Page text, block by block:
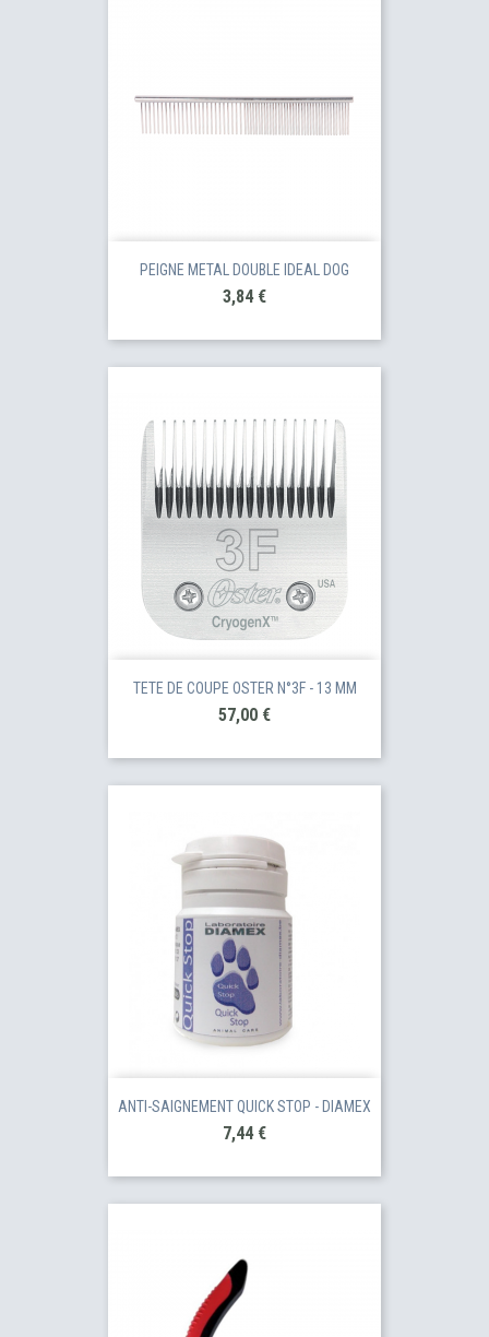
PEIGNE METAL DOUBLE IDEAL DOG
Prix
3,84 €
TETE DE COUPE OSTER N°3F - 13 MM
Prix
57,00 €
ANTI-SAIGNEMENT QUICK STOP - DIAMEX
Prix
7,44 €